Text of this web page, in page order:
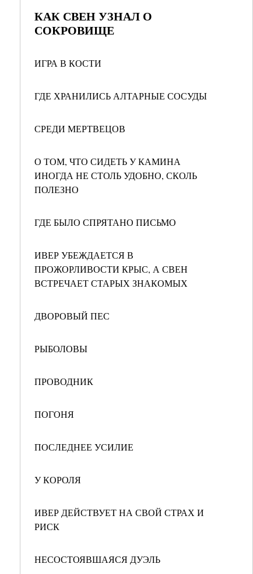
КАК СВЕН УЗНАЛ О
СОКРОВИЩЕ
ИГРА В КОСТИ
ГДЕ ХРАНИЛИСЬ АЛТАРНЫЕ СОСУДЫ
СРЕДИ МЕРТВЕЦОВ
О ТОМ, ЧТО СИДЕТЬ У КАМИНА
ИНОГДА НЕ СТОЛЬ УДОБНО, СКОЛЬ
ПОЛЕЗНО
ГДЕ БЫЛО СПРЯТАНО ПИСЬМО
ИВЕР УБЕЖДАЕТСЯ В
ПРОЖОРЛИВОСТИ КРЫС, А СВЕН
ВСТРЕЧАЕТ СТАРЫХ ЗНАКОМЫХ
ДВОРОВЫЙ ПЕС
РЫБОЛОВЫ
ПРОВОДНИК
ПОГОНЯ
ПОСЛЕДНЕЕ УСИЛИЕ
У КОРОЛЯ
ИВЕР ДЕЙСТВУЕТ НА СВОЙ СТРАХ И
РИСК
НЕСОСТОЯВШАЯСЯ ДУЭЛЬ